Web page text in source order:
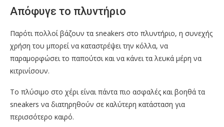
Απόφυγε το πλυντήριο
Παρότι πολλοί βάζουν τα sneakers στο πλυντήριο, η συνεχής
χρήση του μπορεί να καταστρέψει την κόλλα, να
παραμορφώσει το παπούτσι και να κάνει τα λευκά μέρη να
κιτρινίσουν.
Το πλύσιμο στο χέρι είναι πάντα πιο ασφαλές και βοηθά τα
sneakers να διατηρηθούν σε καλύτερη κατάσταση για
περισσότερο καιρό.